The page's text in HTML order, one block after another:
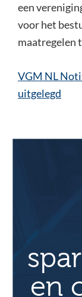
een
voor het
maatregelen
VGM NL
uitgelegd
en